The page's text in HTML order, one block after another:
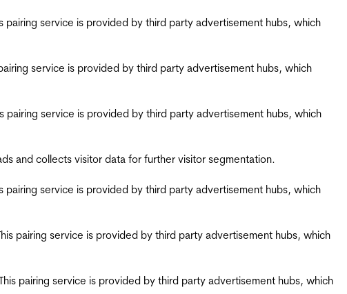
service is provided by third party advertisement hubs, which
service is provided by third party advertisement hubs, which
service is provided by third party advertisement hubs, which
and collects visitor data for further visitor segmentation.
service is provided by third party advertisement hubs, which
pairing service is provided by third party advertisement hubs, which
pairing service is provided by third party advertisement hubs, which